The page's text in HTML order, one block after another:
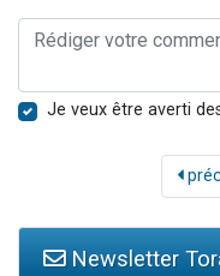
Je veux être averti
Newsletter